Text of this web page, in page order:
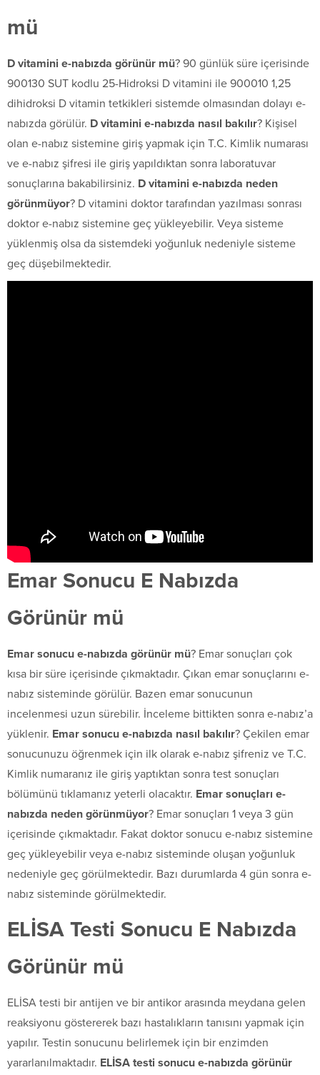
mü
D vitamini e-nabızda görünür mü? 90 günlük süre içerisinde
900130 SUT kodlu 25-Hidroksi D vitamini ile 900010 1,25
dihidroksi D vitamin tetkikleri sistemde olmasından dolayı e-
nabızda görülür. D vitamini e-nabızda nasıl bakılır? Kişisel
olan e-nabız sistemine giriş yapmak için T.C. Kimlik numarası
ve e-nabız şifresi ile giriş yapıldıktan sonra laboratuvar
sonuçlarına bakabilirsiniz. D vitamini e-nabızda neden
görünmüyor? D vitamini doktor tarafından yazılması sonrası
doktor e-nabız sistemine geç yükleyebilir. Veya sisteme
yüklenmiş olsa da sistemdeki yoğunluk nedeniyle sisteme
geç düşebilmektedir.
Emar Sonucu E Nabızda
Görünür mü
Emar sonucu e-nabızda görünür mü? Emar sonuçları çok
kısa bir süre içerisinde çıkmaktadır. Çıkan emar sonuçlarını e-
nabız sisteminde görülür. Bazen emar sonucunun
incelenmesi uzun sürebilir. İnceleme bittikten sonra e-nabız’a
yüklenir. Emar sonucu e-nabızda nasıl bakılır? Çekilen emar
sonucunuzu öğrenmek için ilk olarak e-nabız şifreniz ve T.C.
Kimlik numaranız ile giriş yaptıktan sonra test sonuçları
bölümünü tıklamanız yeterli olacaktır. Emar sonuçları e-
nabızda neden görünmüyor? Emar sonuçları 1 veya 3 gün
içerisinde çıkmaktadır. Fakat doktor sonucu e-nabız sistemine
geç yükleyebilir veya e-nabız sisteminde oluşan yoğunluk
nedeniyle geç görülmektedir. Bazı durumlarda 4 gün sonra e-
nabız sisteminde görülmektedir.
ELİSA Testi Sonucu E Nabızda
Görünür mü
ELİSA testi bir antijen ve bir antikor arasında meydana gelen
reaksiyonu göstererek bazı hastalıkların tanısını yapmak için
yapılır. Testin sonucunu belirlemek için bir enzimden
yararlanılmaktadır. ELİSA testi sonucu e-nabızda görünür